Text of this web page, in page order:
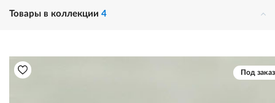
Товары в коллекции 4
Под заказ